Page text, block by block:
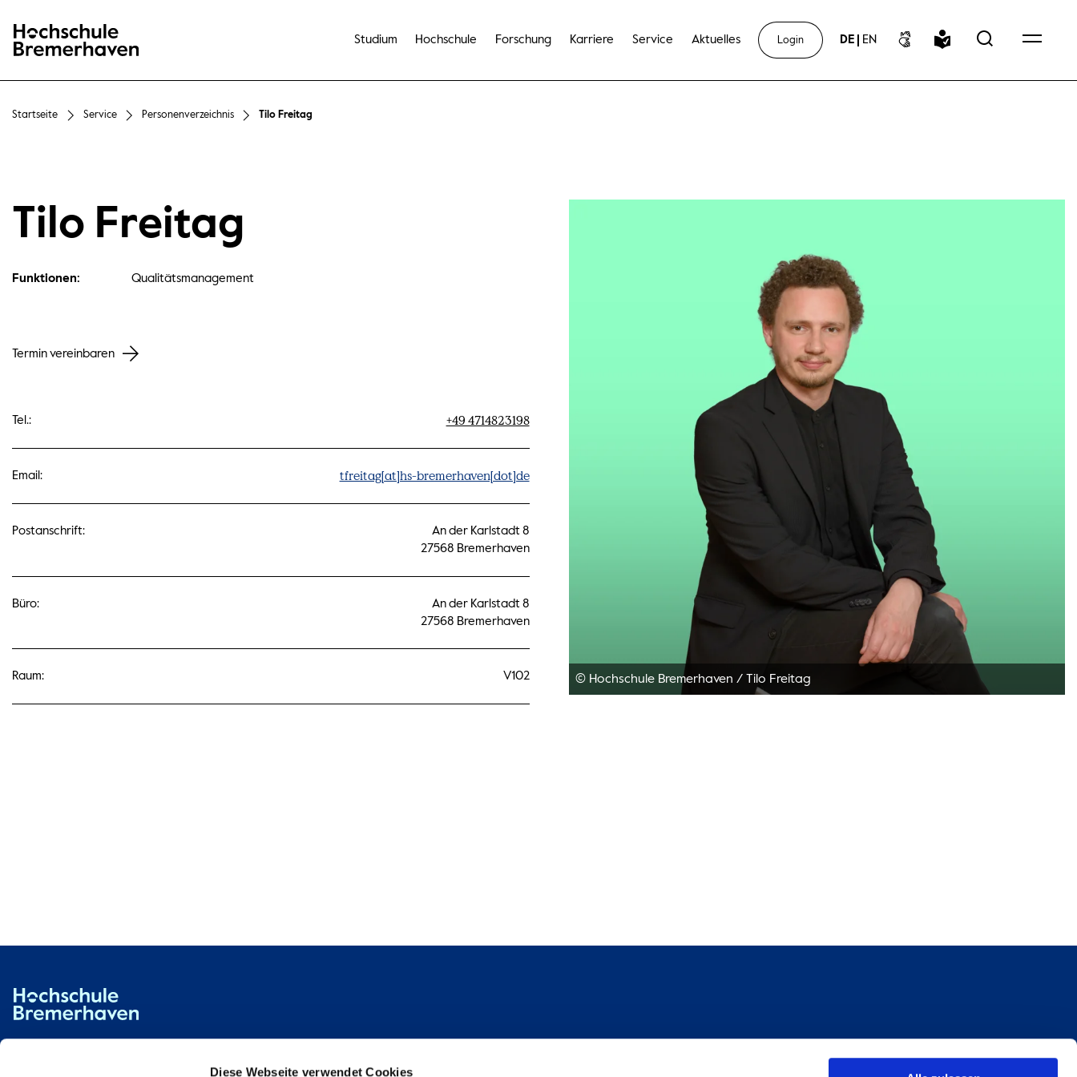
Diese Webseite verwendet Cookies
Hochschule Bremerhaven
Studium Hochschule Forschung Karriere Service Aktuelles Login DE EN
Startseite Service Personenverzeichnis Tilo Freitag
Tilo Freitag
Funktionen: Qualitätsmanagement
Termin vereinbaren
Tel.: +49 4714823198
Email: tfreitag[at]hs-bremerhaven[dot]de
Postanschrift:
An der Karlstadt 8
27568 Bremerhaven
Büro:
An der Karlstadt 8
27568 Bremerhaven
Raum: V102 © Hochschule Bremerhaven /Tilo Freitag